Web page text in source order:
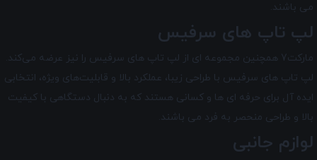
می ‌باشند.
لپ تاپ های سرفیس
مارکت7 همچنین مجموعه ای از لپ تاپ‌ های سرفیس را نیز عرضه می‌کند.
لپ تاپ‌ های سرفیس با طراحی زیبا، عملکرد بالا و قابلیت‌های ویژه، انتخابی
ایده آل برای حرفه ای ها و کسانی هستند که به دنبال دستگاهی با کیفیت
بالا و طراحی منحصر به فرد می باشند.
لوازم جانبی